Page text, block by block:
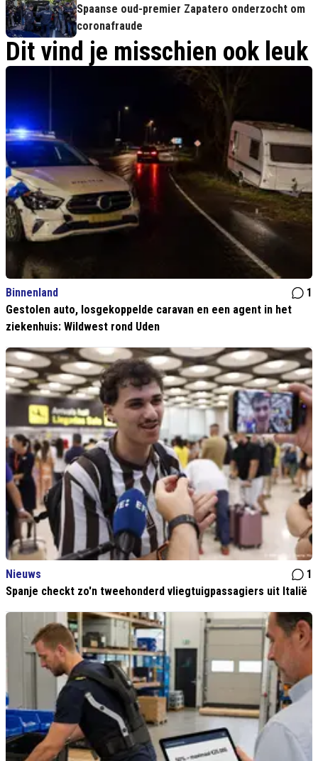
Spaanse oud-premier Zapatero onderzocht om
coronafraude
Dit vind je misschien ook leuk
Binnenland
1
Gestolen auto, losgekoppelde caravan en een agent in het
ziekenhuis: Wildwest rond Uden
Nieuws
1
Spanje checkt zo'n tweehonderd vliegtuigpassagiers uit Italië